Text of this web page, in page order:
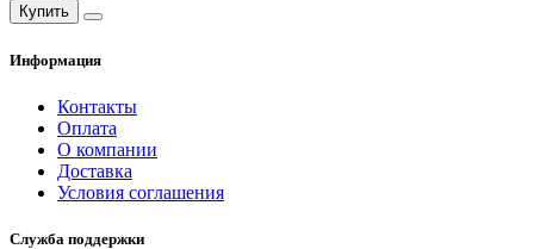
Купить
Информация
Контакты
Оплата
О компании
Доставка
Условия соглашения
Служба поддержки